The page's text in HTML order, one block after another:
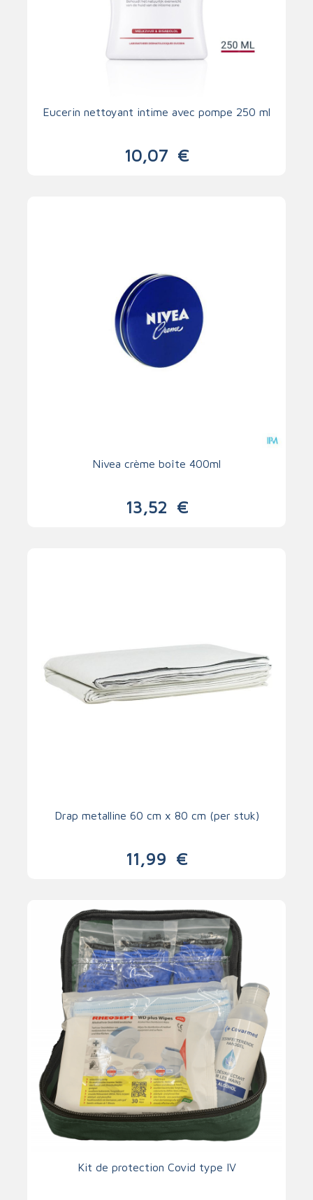
Eucerin nettoyant intime avec pompe 250 ml
10,07 €
Nivea crème boîte 400ml
13,52 €
Drap metalline 60 cm x 80 cm (per stuk)
11,99 €
Kit de protection Covid type IV